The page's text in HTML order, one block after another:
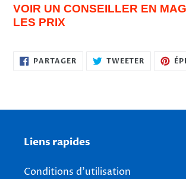
VOIR UN CONSEILLER EN
LES PRIX
PARTAGERPARTAGER
SUR
TWEETER TWEETER
Liens rapides
Conditions d'utilisation